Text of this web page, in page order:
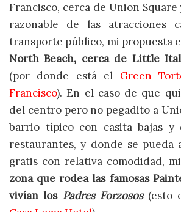
Francisco, cerca de Union
razonable de las atracciones
transporte público, mi propuesta
North Beach, cerca de Little
(por donde está el Green
Francisco). En el caso de que
del centro pero no pegadito a
barrio típico con casita bajas y
restaurantes, y donde se pueda
gratis con relativa comodidad,
zona que rodea las famosas
vivían los Padres Forzosos(esto